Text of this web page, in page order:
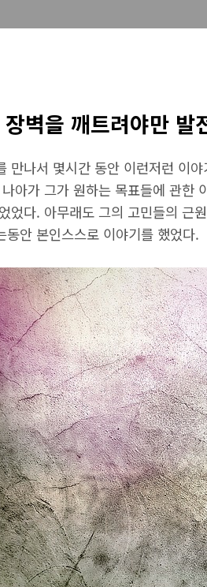
장벽을 깨트려야만
만나서 몇시간 동안 이런저런 이
아가 그가 원하는 목표들에 관한
었다. 아무래도 그의 고민들의 근
동안 본인스스로 이야기를 했었다.